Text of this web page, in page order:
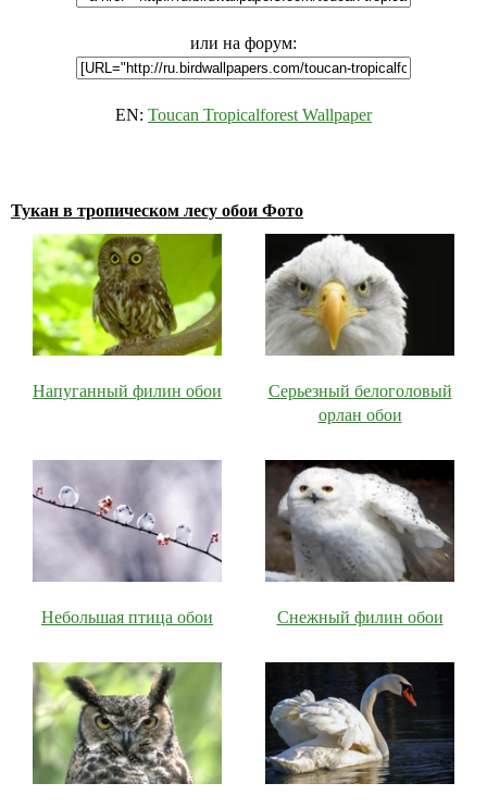
или на форум:
EN: Toucan Tropicalforest Wallpaper
Тукан в тропическом лесу обои Фото
Напуганный филин обои
Серьезный белоголовый
орлан обои
Небольшая птица обои Снежный филин обои